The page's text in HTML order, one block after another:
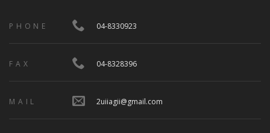
PHONE 04-8330923
FAX 04-8328396
MAIL 2uiiagii@gmail.com